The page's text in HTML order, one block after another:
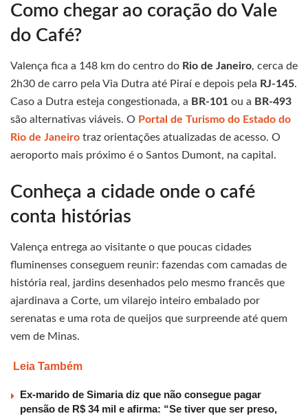
Como chegar ao coração do Vale
do Café?
Valença fica a 148 km do centro do Rio de Janeiro, cerca de
2h30 de carro pela Via Dutra até Piraí e depois pela RJ-145.
Caso a Dutra esteja congestionada, a BR-101 ou a BR-493
são alternativas viáveis. O Portal de Turismo do Estado do
Rio de Janeiro traz orientações atualizadas de acesso. O
aeroporto mais próximo é o Santos Dumont, na capital.
Conheça a cidade onde o café
conta histórias
Valença entrega ao visitante o que poucas cidades
fluminenses conseguem reunir: fazendas com camadas de
história real, jardins desenhados pelo mesmo francês que
ajardinava a Corte, um vilarejo inteiro embalado por
serenatas e uma rota de queijos que surpreende até quem
vem de Minas.
Leia Também
Ex-marido de Simaria diz que não consegue pagar
pensão de R$ 34 mil e afirma: “Se tiver que ser preso,